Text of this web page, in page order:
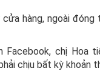
hàng, ngoài
Facebook, chị
chịu bất kỳ khoản